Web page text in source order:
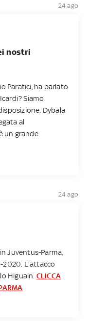
24 ago
nostri
Paratici, ha parlato
Siamo
Dybala
al
un grande
24 ago
Juventus-Parma,
2020. L'attacco
Higuain. CLICCA